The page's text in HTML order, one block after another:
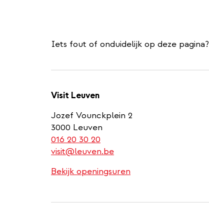
Iets fout of onduidelijk op deze pagina?
Visit Leuven
Jozef Vounckplein 2
3000 Leuven
016 20 30 20
is
phone
visit@leuven.be
Bekijk openingsuren